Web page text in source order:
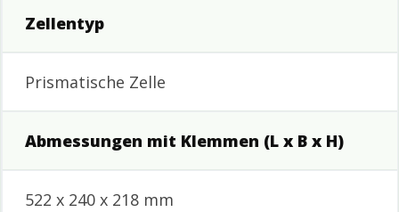
Zellentyp
Prismatische Zelle
Abmessungen mit Klemmen (L x B x H)
522 x 240 x 218 mm